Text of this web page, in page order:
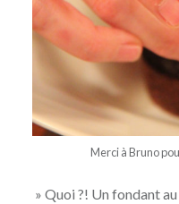
Merci à Bruno
» Quoi ?! Un fondant